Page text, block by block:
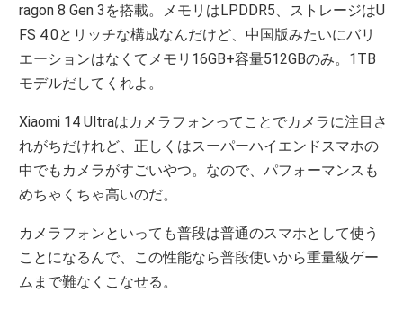
ragon 8 Gen 3を搭載。メモリはLPDDR5、ストレージはU
FS 4.0とリッチな構成なんだけど、中国版みたいにバリ
エーションはなくてメモリ16GB+容量512GBのみ。1TB
モデルだしてくれよ。
Xiaomi 14 Ultraはカメラフォンってことでカメラに注目さ
れがちだけれど、正しくはスーパーハイエンドスマホの
中でもカメラがすごいやつ。なので、パフォーマンスも
めちゃくちゃ高いのだ。
カメラフォンといっても普段は普通のスマホとして使う
ことになるんで、この性能なら普段使いから重量級ゲー
ムまで難なくこなせる。